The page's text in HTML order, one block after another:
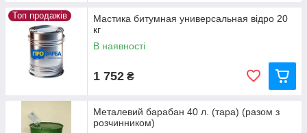
Топ продажів
Мастика битумная универсальная відро 20
кг
В наявності
1 752 ₴
Металевий барабан 40 л. (тара) (разом з
розчинником)